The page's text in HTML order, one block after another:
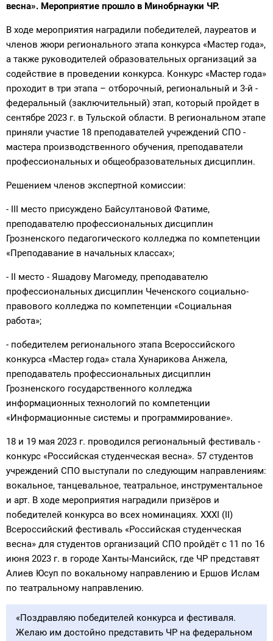
весна». Мероприятие прошло в Минобрнауки ЧР.
В ходе мероприятия наградили победителей, лауреатов и
членов жюри регионального этапа конкурса «Мастер года»,
а также руководителей образовательных организаций за
содействие в проведении конкурса. Конкурс «Мастер года»
проходит в три этапа – отборочный, региональный и 3-й -
федеральный (заключительный) этап, который пройдет в
сентябре 2023 г. в Тульской области. В региональном этапе
приняли участие 18 преподавателей учреждений СПО -
мастера производственного обучения, преподаватели
профессиональных и общеобразовательных дисциплин.
Решением членов экспертной комиссии:
- III место присуждено Байсултановой Фатиме,
преподавателю профессиональных дисциплин
Грозненского педагогического колледжа по компетенции
«Преподавание в начальных классах»;
- II место - Яшадову Магомеду, преподавателю
профессиональных дисциплин Чеченского социально-
правового колледжа по компетенции «Социальная
работа»;
- победителем регионального этапа Всероссийского
конкурса «Мастер года» стала Хунарикова Анжела,
преподаватель профессиональных дисциплин
Грозненского государственного колледжа
информационных технологий по компетенции
«Информационные системы и программирование».
18 и 19 мая 2023 г. проводился региональный фестиваль -
конкурс «Российская студенческая весна». 57 студентов
учреждений СПО выступали по следующим направлениям:
вокальное, танцевальное, театральное, инструментальное
и арт. В ходе мероприятия наградили призёров и
победителей конкурса во всех номинациях. XXXI (II)
Всероссийский фестиваль «Российская студенческая
весна» для студентов организаций СПО пройдёт с 11 по 16
июня 2023 г. в городе Ханты-Мансийск, где ЧР представят
Алиев Юсуп по вокальному направлению и Ершов Ислам
по театральному направлению.
«Поздравляю победителей конкурса и фестиваля.
Желаю им достойно представить ЧР на федеральном